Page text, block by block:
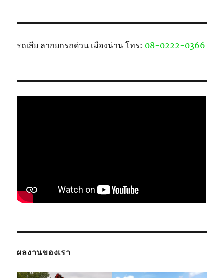
รถเสีย ลากยกรถด่วน เมืองน่าน โทร: 08-0222-0366
ผลงานของเรา